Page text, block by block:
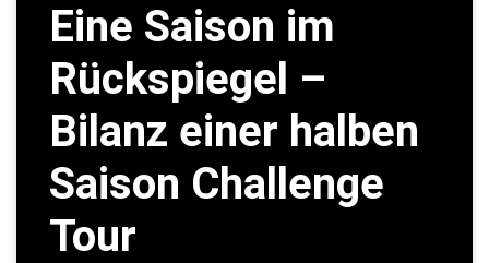
Eine Saison im
Rückspiegel –
Bilanz einer halben
Saison Challenge
Tour